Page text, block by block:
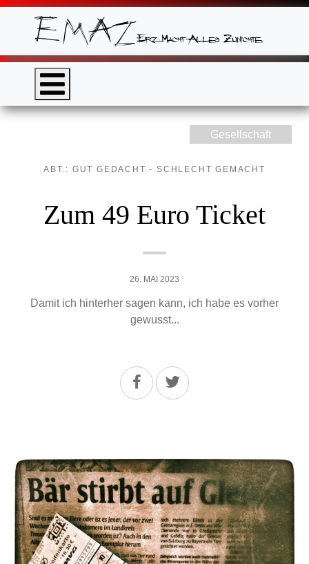
Gesellschaft
ABT.: GUT GEDACHT - SCHLECHT GEMACHT
Zum 49 Euro Ticket
26. MAI 2023
Damit ich hinterher sagen kann, ich habe es vorher
gewusst...